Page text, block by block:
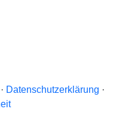
Datenschutzerklärung ·